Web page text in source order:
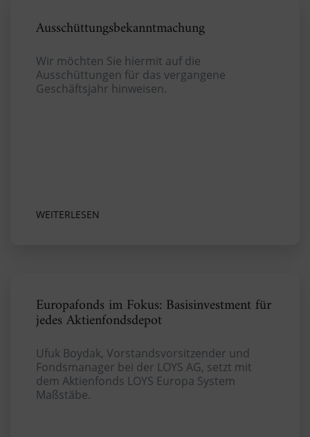
Ausschüttungsbekanntmachung
Wir möchten Sie hiermit auf die
Ausschüttungen für das vergangene
Geschäftsjahr hinweisen.
WEITERLESEN
Europafonds im Fokus: Basisinvestment für
jedes Aktienfondsdepot
Ufuk Boydak, Vorstandsvorsitzender und
Fondsmanager bei der LOYS AG, setzt mit
dem Aktienfonds LOYS Europa System
Maßstäbe.